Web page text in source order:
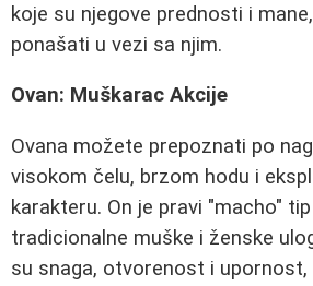
koje su njegove prednosti i
ponašati u vezi sa njim.
Ovan: Muškarac Akcije
Ovana možete prepoznati po
visokom čelu, brzom hodu i
karakteru. On je pravi "macho"
tradicionalne muške i ženske
su snaga, otvorenost i upornost,